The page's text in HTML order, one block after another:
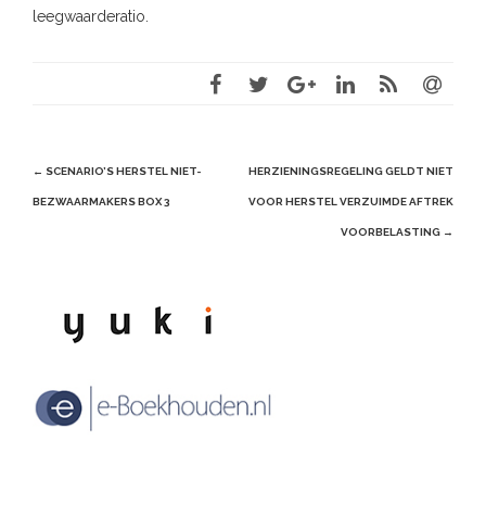
leegwaarderatio.
Post
navigation
← SCENARIO’S HERSTEL NIET-
BEZWAARMAKERS BOX 3
HERZIENINGSREGELING GELDT NIET
VOOR HERSTEL VERZUIMDE AFTREK
VOORBELASTING →